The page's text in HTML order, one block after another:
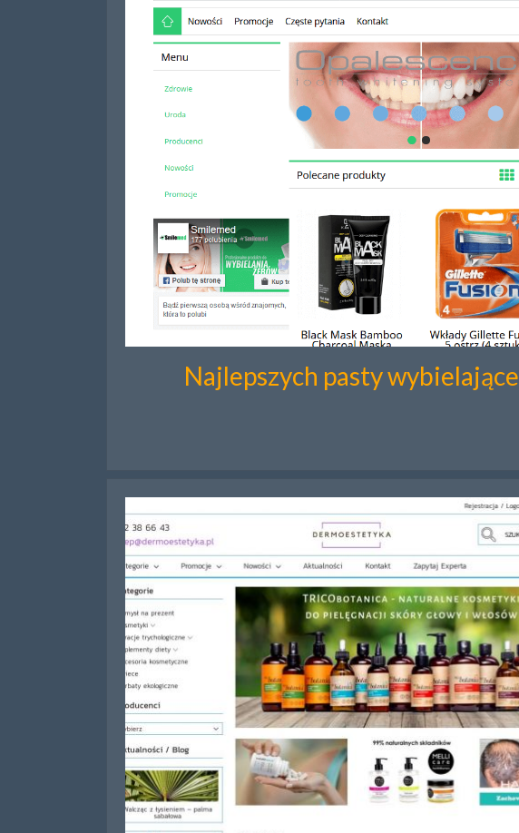
Najlepszych pasty wybielające